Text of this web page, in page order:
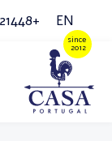
EN
+351926921448